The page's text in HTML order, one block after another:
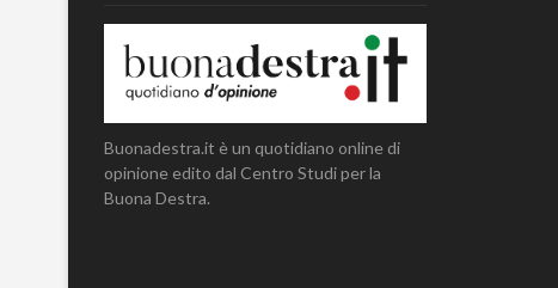
Buonadestra.it è un quotidiano online di
opinione edito dal Centro Studi per la
Buona Destra.